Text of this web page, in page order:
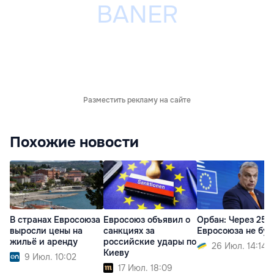
Разместить рекламу на сайте
Похожие новости
В странах Евросоюза
выросли цены на
жильё и аренду
9 Июл. 10:02
Евросоюз объявил о
санкциях за
российские удары по
Киеву
17 Июл. 18:09
Орбан: Через 25
Евросоюза не
26 Июл. 14:14